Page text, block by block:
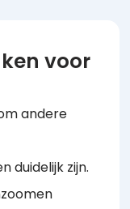
voor
andere
duidelijk zijn.